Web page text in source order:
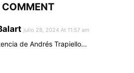
COMMENT
julio 28, 2024 At 11:57 am
de Andrés Trapiello…